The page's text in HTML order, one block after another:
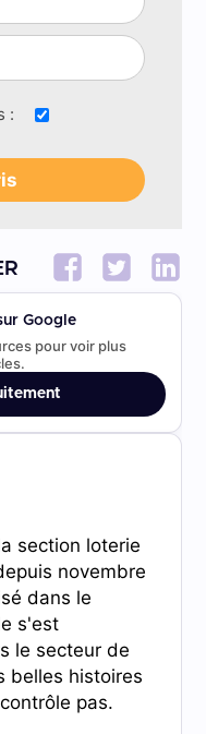
:
Google
pour voir plus
section loterie
novembre
dans le
s'est
le secteur de
belles histoires
pas.